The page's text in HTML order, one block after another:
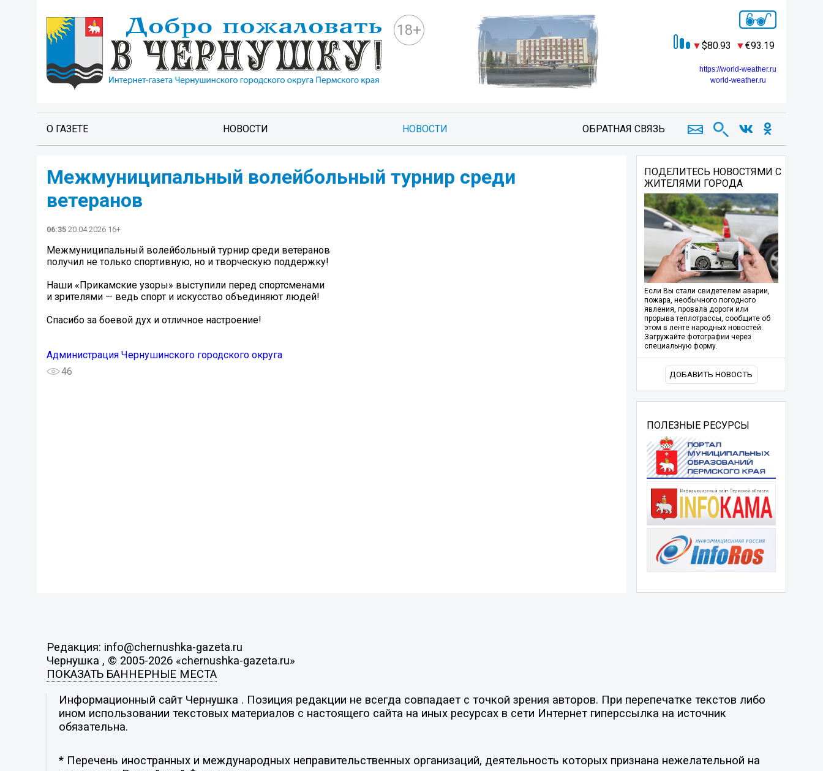
18+
80.93 93.19
https://world-weather.ru
world-weather.ru
О ГАЗЕТЕ НОВОСТИ НОВОСТИ ОБРАТНАЯ СВЯЗЬ
Межмуниципальный волейбольный турнир среди
ветеранов
06:35 20.04.2026 16+
Межмуниципальный волейбольный турнир среди ветеранов
получил не только спортивную, но и творческую поддержку!
Наши «Прикамские узоры» выступили перед спортсменами
и зрителями — ведь спорт и искусство объединяют людей!
Спасибо за боевой дух и отличное настроение!
Администрация Чернушинского городского округа
46
ПОДЕЛИТЕСЬ НОВОСТЯМИ С
ЖИТЕЛЯМИ ГОРОДА
Если Вы стали свидетелем аварии,
пожара, необычного погодного
явления, провала дороги или
прорыва теплотрассы, сообщите об
этом в ленте народных новостей.
Загружайте фотографии через
специальную форму.
ДОБАВИТЬ НОВОСТЬ
ПОЛЕЗНЫЕ РЕСУРСЫ
Редакция: info@chernushka-gazeta.ru
Чернушка , © 2005-2026 «chernushka-gazeta.ru»
ПОКАЗАТЬ БАННЕРНЫЕ МЕСТА
Информационный сайт Чернушка . Позиция редакции не всегда совпадает с точкой зрения авторов. При перепечатке текстов либо
ином использовании текстовых материалов с настоящего сайта на иных ресурсах в сети Интернет гиперссылка на источник
обязательна.
* Перечень иностранных и международных неправительственных организаций, деятельность которых признана нежелательной на